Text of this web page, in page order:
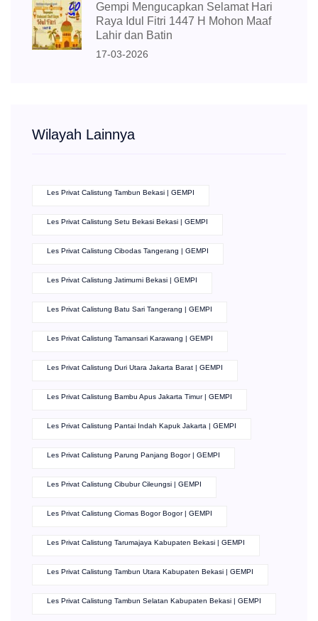
Gempi Mengucapkan Selamat Hari
Raya Idul Fitri 1447 H Mohon Maaf
Lahir dan Batin
17-03-2026
Wilayah Lainnya
Les Privat Calistung Tambun Bekasi | GEMPI
Les Privat Calistung Setu Bekasi Bekasi | GEMPI
Les Privat Calistung Cibodas Tangerang | GEMPI
Les Privat Calistung Jatimurni Bekasi | GEMPI
Les Privat Calistung Batu Sari Tangerang | GEMPI
Les Privat Calistung Tamansari Karawang | GEMPI
Les Privat Calistung Duri Utara Jakarta Barat | GEMPI
Les Privat Calistung Bambu Apus Jakarta Timur | GEMPI
Les Privat Calistung Pantai Indah Kapuk Jakarta | GEMPI
Les Privat Calistung Parung Panjang Bogor | GEMPI
Les Privat Calistung Cibubur Cileungsi | GEMPI
Les Privat Calistung Ciomas Bogor Bogor | GEMPI
Les Privat Calistung Tarumajaya Kabupaten Bekasi | GEMPI
Les Privat Calistung Tambun Utara Kabupaten Bekasi | GEMPI
Les Privat Calistung Tambun Selatan Kabupaten Bekasi | GEMPI